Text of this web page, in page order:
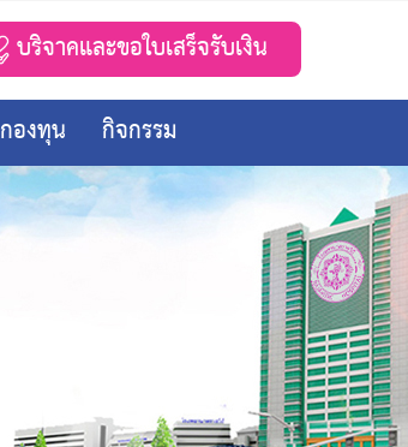
บริจาคและขอใบเสร็จรับเงิน
กองทุน กิจกรรม